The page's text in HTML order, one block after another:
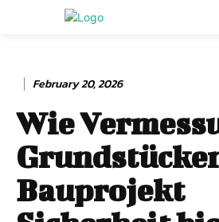
February 20, 2026
Wie
Bauprojekt